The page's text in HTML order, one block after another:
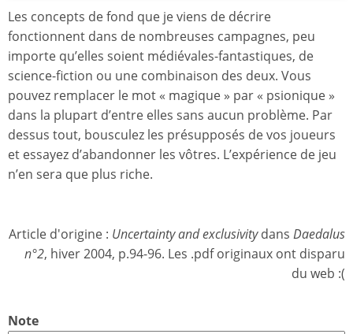
Les concepts de fond que je viens de décrire
fonctionnent dans de nombreuses campagnes, peu
importe qu’elles soient médiévales-fantastiques, de
science-fiction ou une combinaison des deux. Vous
pouvez remplacer le mot « magique » par « psionique »
dans la plupart d’entre elles sans aucun problème. Par
dessus tout, bousculez les présupposés de vos joueurs
et essayez d’abandonner les vôtres. L’expérience de jeu
n’en sera que plus riche.
Article d'origine : Uncertainty and exclusivitydans Daedalus
n°2, hiver 2004, p.94-96. Les .pdf originaux ont disparu
du web :(
Note